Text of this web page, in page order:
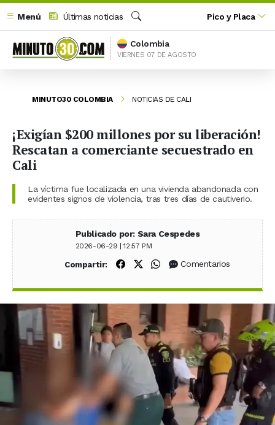
Menú
Últimas noticias
Buscar
Pico y Placa
Colombia
VIERNES 07 DE AGOSTO
MINUTO30 COLOMBIA NOTICIAS DE CALI
¡Exigían $200 millones por su liberación!
Rescatan a comerciante secuestrado en
Cali
La víctima fue localizada en una vivienda abandonada con
evidentes signos de violencia, tras tres días de cautiverio.
Publicado por: Sara Cespedes
2026-06-29 | 12:57 PM
Compartir: Compartir en Facebook
Compartir en X (Twitter)
Compartir en WhatsApp
Comentarios